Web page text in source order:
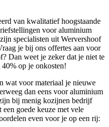
van kwalitatief hoogstaande
voor aluminium
specialisten uit Wervershoof
je bij ons offertes aan voor
Dan weet je zeker dat je niet te
op je onkosten!
wat voor materiaal je nieuwe
dan eens voor aluminium
bij menig kozijnen bedrijf
goede keuze met vele
even voor je op een rij: